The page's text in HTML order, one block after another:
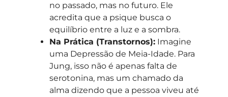
no passado, mas no futuro. Ele
acredita que a psique busca o
equilíbrio entre a luz e a sombra.
Na Prática (Transtornos):Imagine
uma Depressão de Meia-Idade. Para
Jung, isso não é apenas falta de
serotonina, mas um chamado da
alma dizendo que a pessoa viveu até